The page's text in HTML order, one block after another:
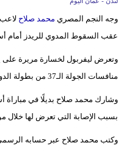
وجه النجم المصري محمد صلاحلاعب
عقب السقوط المدوي للريدز أمام
منافسات الجولة الـ37 من بطولة الدوري الإنجليزي الممتاز.
وشارك محمد صلاح بديلًا في مباراة
بسبب الإصابة التي تعرض لها خلال
وكتب محمد صلاح عبر حسابه